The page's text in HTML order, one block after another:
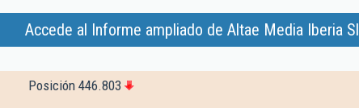
Accede al Informe ampliado de Altae Media Iberia Sl
Posición 446.803